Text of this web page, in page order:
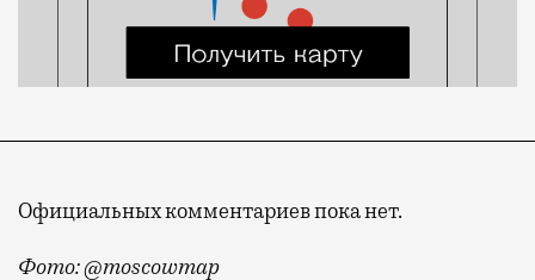
Официальных комментариев пока нет.
Фото: @moscowmap